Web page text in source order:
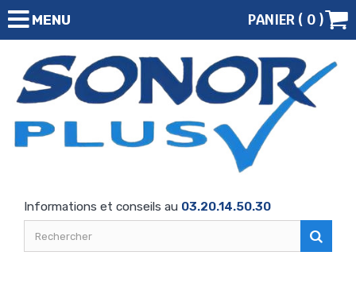
MENU PANIER ( 0 )
Informations et conseils au 03.20.14.50.30